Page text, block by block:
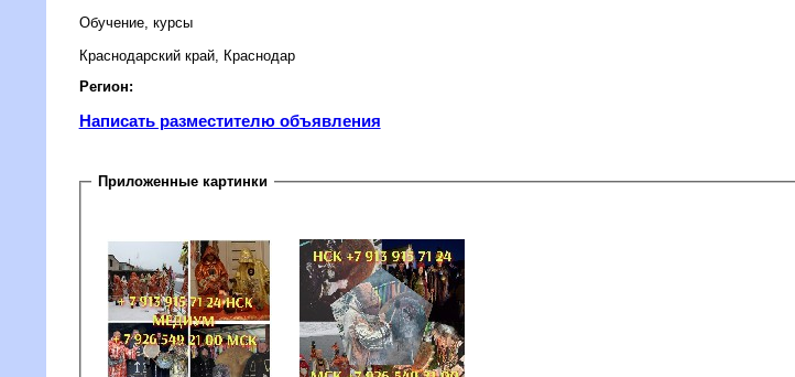
Обучение, курсы
Краснодарский край, Краснодар
Регион:
Написать разместителю объявления
Приложенные картинки